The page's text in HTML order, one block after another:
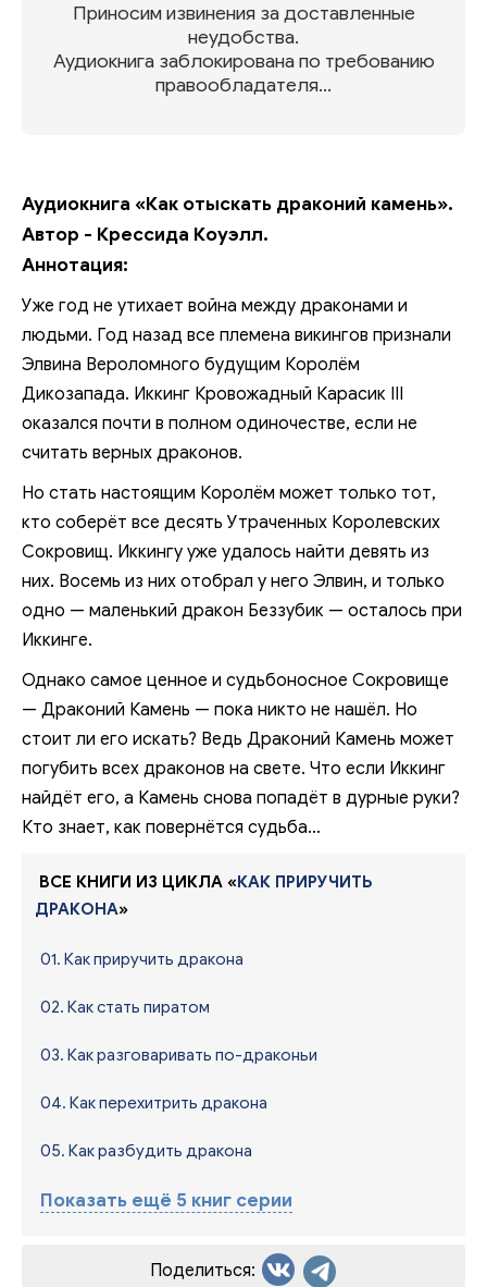
Приносим извинения за доставленные
неудобства.
Аудиокнига заблокирована по требованию
правообладателя...
Аудиокнига «Как отыскать драконий камень».
Автор - Крессида Коуэлл.
Аннотация:
Уже год не утихает война между драконами и
людьми. Год назад все племена викингов признали
Элвина Вероломного будущим Королём
Дикозапада. Иккинг Кровожадный Карасик III
оказался почти в полном одиночестве, если не
считать верных драконов.
Но стать настоящим Королём может только тот,
кто соберёт все десять Утраченных Королевских
Сокровищ. Иккингу уже удалось найти девять из
них. Восемь из них отобрал у него Элвин, и только
одно — маленький дракон Беззубик — осталось при
Иккинге.
Однако самое ценное и судьбоносное Сокровище
— Драконий Камень — пока никто не нашёл. Но
стоит ли его искать? Ведь Драконий Камень может
погубить всех драконов на свете. Что если Иккинг
найдёт его, а Камень снова попадёт в дурные руки?
Кто знает, как повернётся судьба…
ВСЕ КНИГИ ИЗ ЦИКЛА «КАК ПРИРУЧИТЬ
ДРАКОНА»
01. Как приручить дракона
02. Как стать пиратом
03. Как разговаривать по-драконьи
04. Как перехитрить дракона
05. Как разбудить дракона
Показать ещё 5 книг серии
Поделиться: